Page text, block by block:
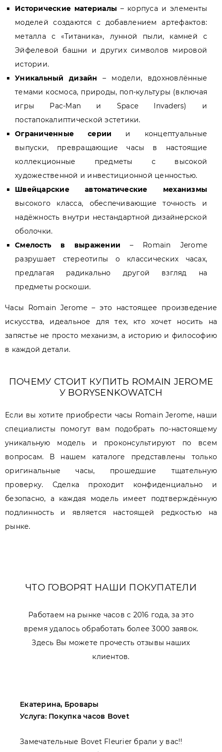
Исторические материалы – корпуса и элементы
моделей создаются с добавлением артефактов:
металла с «Титаника», лунной пыли, камней с
Эйфелевой башни и других символов мировой
истории.
Уникальный дизайн – модели, вдохновлённые
темами космоса, природы, поп-культуры (включая
игры Pac-Man и Space Invaders) и
постапокалиптической эстетики.
Ограниченные серии и концептуальные
выпуски, превращающие часы в настоящие
коллекционные предметы с высокой
художественной и инвестиционной ценностью.
Швейцарские автоматические механизмы
высокого класса, обеспечивающие точность и
надёжность внутри нестандартной дизайнерской
оболочки.
Смелость в выражении – Romain Jerome
разрушает стереотипы о классических часах,
предлагая радикально другой взгляд на
предметы роскоши.
Часы Romain Jerome – это настоящее произведение
искусства, идеальное для тех, кто хочет носить на
запястье не просто механизм, а историю и философию
в каждой детали.
ПОЧЕМУ СТОИТ КУПИТЬ ROMAIN JEROME
У BORYSENKOWATCH
Если вы хотите приобрести часы Romain Jerome, наши
специалисты помогут вам подобрать по-настоящему
уникальную модель и проконсультируют по всем
вопросам. В нашем каталоге представлены только
оригинальные часы, прошедшие тщательную
проверку. Сделка проходит конфиденциально и
безопасно, а каждая модель имеет подтверждённую
подлинность и является настоящей редкостью на
рынке.
ЧТО ГОВОРЯТ НАШИ ПОКУПАТЕЛИ
Работаем на рынке часов с 2016 года, за это
время удалось обработать более 3000 заявок.
Здесь Вы можете прочесть отзывы наших
клиентов.
Екатерина, Бровары
Услуга: Покупка часов Bovet
Замечательные Bovet Fleurier брали у вас!!